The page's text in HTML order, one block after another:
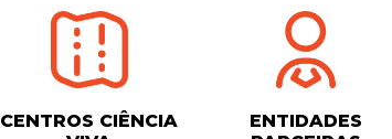
CENTROS CIÊNCIA
ENTIDADES